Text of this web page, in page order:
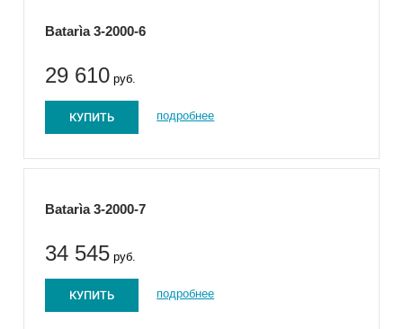
Batarìa 3-2000-6
29 610 руб.
КУПИТЬ подробнее
Batarìa 3-2000-7
34 545 руб.
КУПИТЬ подробнее